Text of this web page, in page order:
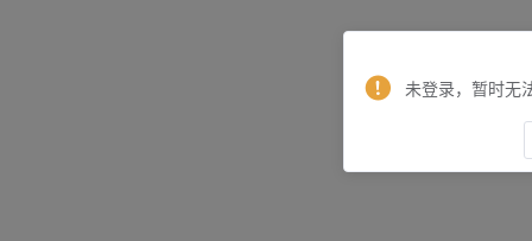
未登录，暂时无